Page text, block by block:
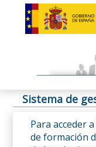
Sistema de
Para acceder
de formación